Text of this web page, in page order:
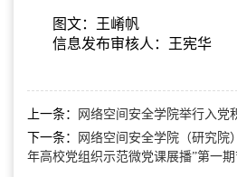
图文：王崤帆
信息发布审核人：王宪华
上一条：
网络空间安全学院举行入党
下一条：
网络空间安全学院（研究院
年高校党组织示范微党课展播”第一期